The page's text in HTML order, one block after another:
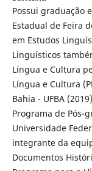
Possui graduação
Estadual de Feira
em Estudos
Linguísticos
Língua e Cultura
Língua e Cultura
Bahia - UFBA
Programa de Pós-
Universidade
integrante da
Documentos